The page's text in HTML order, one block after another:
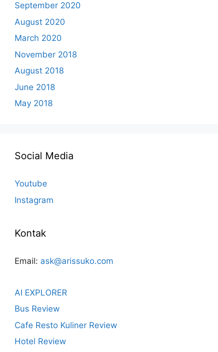
September 2020
August 2020
March 2020
November 2018
August 2018
June 2018
May 2018
Social Media
Youtube
Instagram
Kontak
Email: ask@arissuko.com
AI EXPLORER
Bus Review
Cafe Resto Kuliner Review
Hotel Review